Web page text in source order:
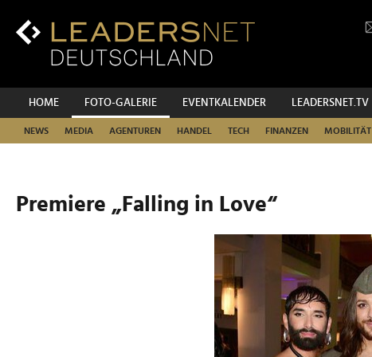
Inhalt
Hauptnavigation
HOME FOTO-GALERIE EVENTKALENDER LEADERSNET.TV
NEWS MEDIA AGENTUREN HANDEL TECH FINANZEN MOBILITÄT
Premiere „Falling in Love“